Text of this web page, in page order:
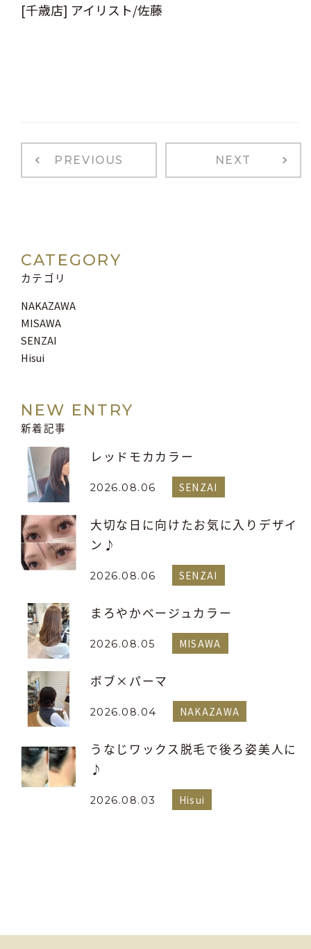
[千歳店] アイリスト/佐藤
PREVIOUS NEXT
CATEGORY
カテゴリ
NAKAZAWA
MISAWA
SENZAI
Hisui
NEW ENTRY
新着記事
レッドモカカラー
2026.08.06 SENZAI
大切な日に向けたお気に入りデザイ
ン♪
2026.08.06 SENZAI
まろやかベージュカラー
2026.08.05 MISAWA
ボブ×パーマ
2026.08.04 NAKAZAWA
うなじワックス脱毛で後ろ姿美人に
♪
2026.08.03 Hisui